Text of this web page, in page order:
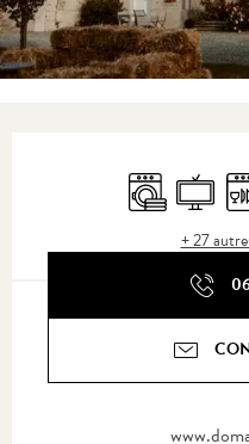
Lave lingeTélévision
+ 27